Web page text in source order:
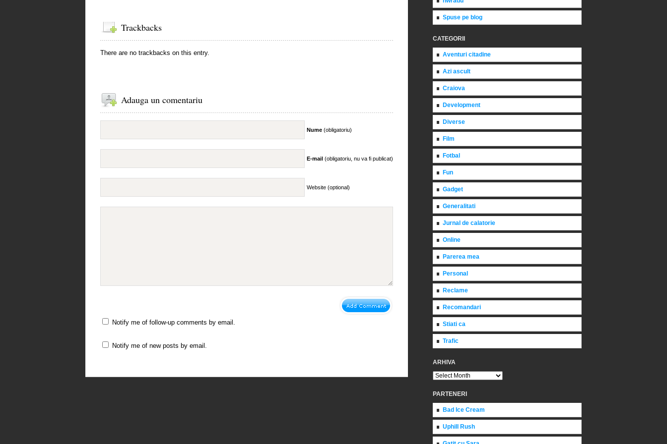
Trackbacks
There are no trackbacks on this entry.
Adauga un comentariu
Nume (obligatoriu)
E-mail (obligatoriu, nu va fi publicat)
Website (optional)
Notify me of follow-up comments by email.
Notify me of new posts by email.
Spuse pe blog
CATEGORII
Aventuri citadine
Azi ascult
Craiova
Development
Diverse
Film
Fotbal
Fun
Gadget
Generalitati
Jurnal de calatorie
Online
Parerea mea
Personal
Reclame
Recomandari
Stiati ca
Trafic
ARHIVA
PARTENERI
Bad Ice Cream
Uphill Rush